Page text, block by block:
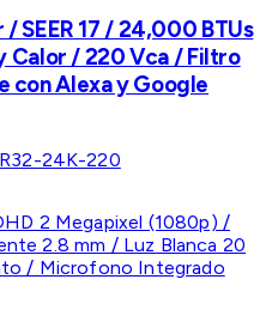
SEER 17 / 24,000 BTUs
Calor / 220 Vca / Filtro
con Alexa y Google
24K-220